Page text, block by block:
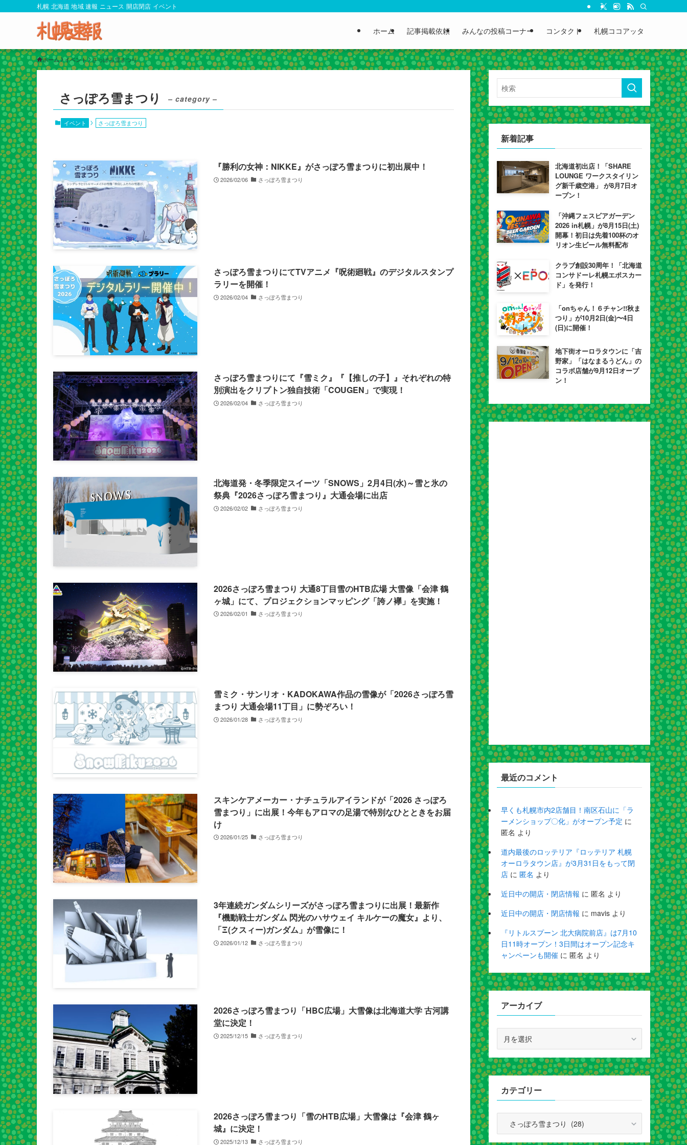
札幌 北海道 地域 速報 ニュース 開店閉店 イベント
ホーム 記事掲載依頼 みんなの投稿コーナー コンタクト 札幌ココアッタ
ホーム イベント さっぽろ雪まつり
さっぽろ雪まつり – category –
イベント さっぽろ雪まつり
『勝利の女神：NIKKE』がさっぽろ雪まつりに初出展中！
2026/02/06 さっぽろ雪まつり
さっぽろ雪まつりにてTVアニメ『呪術廻戦』のデジタルスタンプ
ラリーを開催！
2026/02/04 さっぽろ雪まつり
さっぽろ雪まつりにて『雪ミク』『【推しの子】』それぞれの特
別演出をクリプトン独自技術「COUGEN」で実現！
2026/02/04 さっぽろ雪まつり
北海道発・冬季限定スイーツ「SNOWS」2月4日(水)～雪と氷の
祭典『2026さっぽろ雪まつり』大通会場に出店
2026/02/02 さっぽろ雪まつり
2026さっぽろ雪まつり 大通8丁目雪のHTB広場 大雪像「会津 鶴
ヶ城」にて、プロジェクションマッピング「誇ノ襷」を実施！
2026/02/01 さっぽろ雪まつり
雪ミク・サンリオ・KADOKAWA作品の雪像が「2026さっぽろ雪
まつり 大通会場11丁目」に勢ぞろい！
2026/01/28 さっぽろ雪まつり
スキンケアメーカー・ナチュラルアイランドが「2026 さっぽろ
雪まつり」に出展！今年もアロマの足湯で特別なひとときをお届
け
2026/01/25 さっぽろ雪まつり
3年連続ガンダムシリーズがさっぽろ雪まつりに出展！最新作
『機動戦士ガンダム 閃光のハサウェイ キルケーの魔女』より、
「Ξ(クスィー)ガンダム」が雪像に！
2026/01/12 さっぽろ雪まつり
2026さっぽろ雪まつり「HBC広場」大雪像は北海道大学 古河講
堂に決定！
2025/12/15 さっぽろ雪まつり
2026さっぽろ雪まつり「雪のHTB広場」大雪像は『会津 鶴ヶ
城』に決定！
2025/12/13 さっぽろ雪まつり
新着記事
北海道初出店！「SHARE
LOUNGE ワークスタイリン
グ新千歳空港」 が8月7日オ
ープン！
「沖縄フェスビアガーデン
2026 in札幌」が8月15日(土)
開幕！初日は先着100杯のオ
リオン生ビール無料配布
クラブ創設30周年！「北海道
コンサドーレ札幌エポスカー
ド」を発行！
「onちゃん！６チャン!!秋ま
つり」が10月2日(金)〜4日
(日)に開催！
地下街オーロラタウンに「吉
野家」「はなまるうどん」の
コラボ店舗が9月12日オープ
ン！
最近のコメント
早くも札幌市内2店舗目！南区石山に「ラ
ーメンショップ〇化」がオープン予定 に
匿名 より
道内最後のロッテリア『ロッテリア 札幌
オーロラタウン店』が3月31日をもって閉
店 に 匿名 より
近日中の開店・閉店情報 に 匿名 より
近日中の開店・閉店情報 に mavis より
『リトルスプーン 北大病院前店』は7月10
日11時オープン！3日間はオープン記念キ
ャンペーンも開催 に 匿名 より
アーカイブ
カ
イ
ブ
カテゴリー
ゴ